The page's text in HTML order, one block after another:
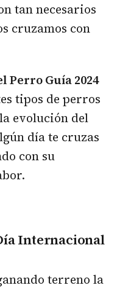
tan necesarios
cruzamos con
Perro Guía 2024
tipos de perros
evolución del
día te cruzas
con su
Internacional
terreno la